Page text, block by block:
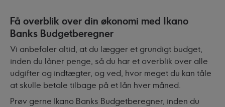
Få overblik over din økonomi med Ikano
Banks Budgetberegner
Vi anbefaler altid, at du lægger et grundigt budget,
inden du låner penge, så du har et overblik over alle
udgifter og indtægter, og ved, hvor meget du kan tåle
at skulle betale tilbage på et lån hver måned.
Prøv gerne Ikano Banks Budgetberegner, inden du